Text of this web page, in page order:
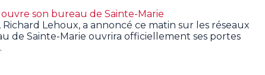
son bureau de Sainte-Marie
Lehoux, a annoncé ce matin sur les réseaux
de Sainte-Marie ouvrira officiellement ses portes